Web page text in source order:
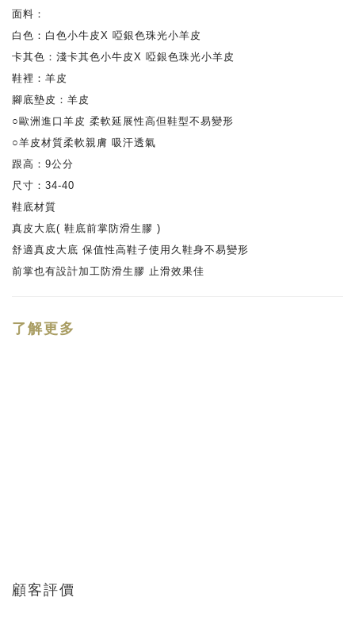
面料：
白色：白色小牛皮X 啞銀色珠光小羊皮
卡其色：淺卡其色小牛皮X 啞銀色珠光小羊皮
鞋裡：羊皮
腳底墊皮：羊皮
○歐洲進口羊皮 柔軟延展性高但鞋型不易變形
○羊皮材質柔軟親膚 吸汗透氣
跟高：9公分
尺寸：34-40
鞋底材質
真皮大底( 鞋底前掌防滑生膠 )
舒適真皮大底 保值性高鞋子使用久鞋身不易變形
前掌也有設計加工防滑生膠 止滑效果佳
了解更多
顧客評價